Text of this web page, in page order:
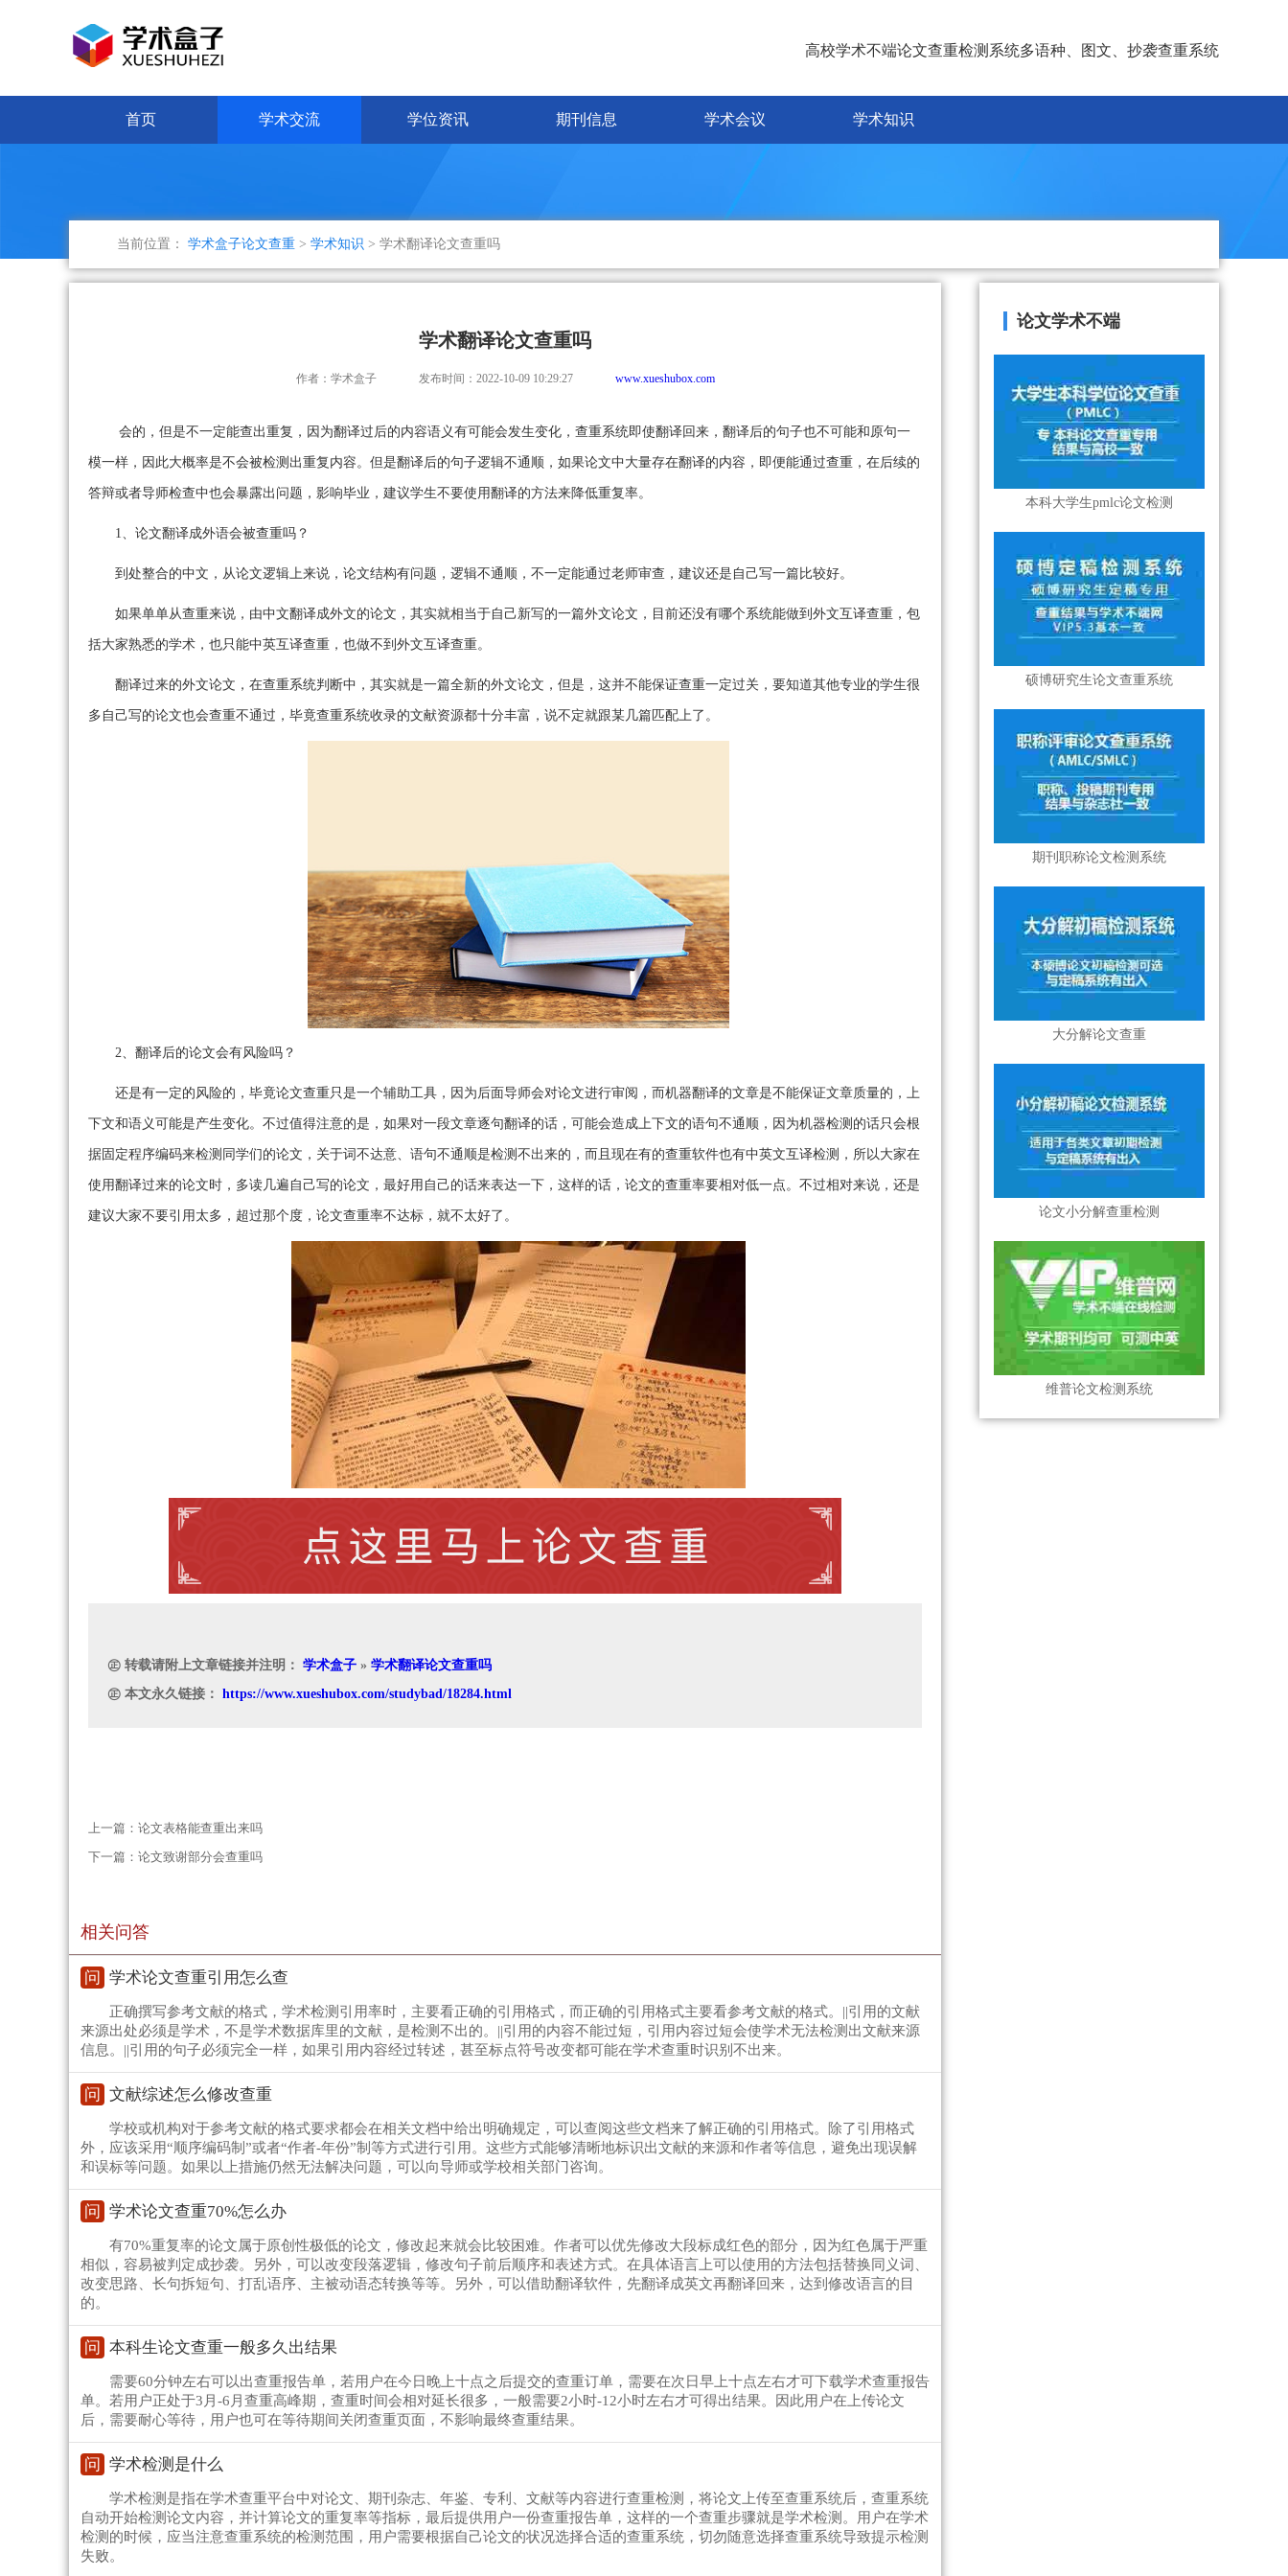
高校学术不端论文查重检测系统多语种、图文、抄袭查重系统
首页 学术交流 学位资讯 期刊信息 学术会议 学术知识
当前位置： 学术盒子论文查重 > 学术知识 > 学术翻译论文查重吗
学术翻译论文查重吗
作者：学术盒子 发布时间：2022-10-09 10:29:27 www.xueshubox.com
会的，但是不一定能查出重复，因为翻译过后的内容语义有可能会发生变化，查重系统即使翻译回来，翻译后的句子也不可能和原句一
模一样，因此大概率是不会被检测出重复内容。但是翻译后的句子逻辑不通顺，如果论文中大量存在翻译的内容，即便能通过查重，在后续的
答辩或者导师检查中也会暴露出问题，影响毕业，建议学生不要使用翻译的方法来降低重复率。
1、论文翻译成外语会被查重吗？
到处整合的中文，从论文逻辑上来说，论文结构有问题，逻辑不通顺，不一定能通过老师审查，建议还是自己写一篇比较好。
如果单单从查重来说，由中文翻译成外文的论文，其实就相当于自己新写的一篇外文论文，目前还没有哪个系统能做到外文互译查重，包
括大家熟悉的学术，也只能中英互译查重，也做不到外文互译查重。
翻译过来的外文论文，在查重系统判断中，其实就是一篇全新的外文论文，但是，这并不能保证查重一定过关，要知道其他专业的学生很
多自己写的论文也会查重不通过，毕竟查重系统收录的文献资源都十分丰富，说不定就跟某几篇匹配上了。
2、翻译后的论文会有风险吗？
还是有一定的风险的，毕竟论文查重只是一个辅助工具，因为后面导师会对论文进行审阅，而机器翻译的文章是不能保证文章质量的，上
下文和语义可能是产生变化。不过值得注意的是，如果对一段文章逐句翻译的话，可能会造成上下文的语句不通顺，因为机器检测的话只会根
据固定程序编码来检测同学们的论文，关于词不达意、语句不通顺是检测不出来的，而且现在有的查重软件也有中英文互译检测，所以大家在
使用翻译过来的论文时，多读几遍自己写的论文，最好用自己的话来表达一下，这样的话，论文的查重率要相对低一点。不过相对来说，还是
建议大家不要引用太多，超过那个度，论文查重率不达标，就不太好了。
㊣ 转载请附上文章链接并注明： 学术盒子 » 学术翻译论文查重吗
㊣ 本文永久链接： https://www.xueshubox.com/studybad/18284.html
上一篇： 论文表格能查重出来吗
下一篇： 论文致谢部分会查重吗
相关问答
问 学术论文查重引用怎么查
正确撰写参考文献的格式，学术检测引用率时，主要看正确的引用格式，而正确的引用格式主要看参考文献的格式。||引用的文献
来源出处必须是学术，不是学术数据库里的文献，是检测不出的。||引用的内容不能过短，引用内容过短会使学术无法检测出文献来源
信息。||引用的句子必须完全一样，如果引用内容经过转述，甚至标点符号改变都可能在学术查重时识别不出来。
问 文献综述怎么修改查重
学校或机构对于参考文献的格式要求都会在相关文档中给出明确规定，可以查阅这些文档来了解正确的引用格式。除了引用格式
外，应该采用“顺序编码制”或者“作者-年份”制等方式进行引用。这些方式能够清晰地标识出文献的来源和作者等信息，避免出现误解
和误标等问题。如果以上措施仍然无法解决问题，可以向导师或学校相关部门咨询。
问 学术论文查重70%怎么办
有70%重复率的论文属于原创性极低的论文，修改起来就会比较困难。作者可以优先修改大段标成红色的部分，因为红色属于严重
相似，容易被判定成抄袭。另外，可以改变段落逻辑，修改句子前后顺序和表述方式。在具体语言上可以使用的方法包括替换同义词、
改变思路、长句拆短句、打乱语序、主被动语态转换等等。另外，可以借助翻译软件，先翻译成英文再翻译回来，达到修改语言的目
的。
问 本科生论文查重一般多久出结果
需要60分钟左右可以出查重报告单，若用户在今日晚上十点之后提交的查重订单，需要在次日早上十点左右才可下载学术查重报告
单。若用户正处于3月-6月查重高峰期，查重时间会相对延长很多，一般需要2小时-12小时左右才可得出结果。因此用户在上传论文
后，需要耐心等待，用户也可在等待期间关闭查重页面，不影响最终查重结果。
问 学术检测是什么
学术检测是指在学术查重平台中对论文、期刊杂志、年鉴、专利、文献等内容进行查重检测，将论文上传至查重系统后，查重系统
自动开始检测论文内容，并计算论文的重复率等指标，最后提供用户一份查重报告单，这样的一个查重步骤就是学术检测。用户在学术
检测的时候，应当注意查重系统的检测范围，用户需要根据自己论文的状况选择合适的查重系统，切勿随意选择查重系统导致提示检测
失败。
论文学术不端
本科大学生pmlc论文检测
硕博研究生论文查重系统
期刊职称论文检测系统
大分解论文查重
论文小分解查重检测
维普论文检测系统